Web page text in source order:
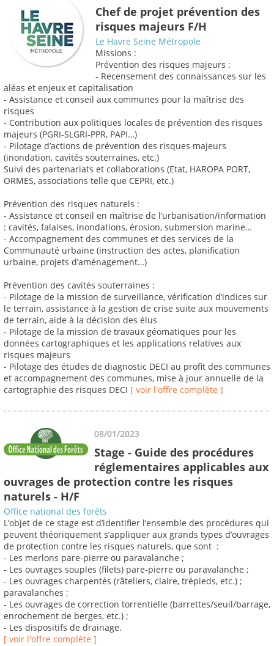
Chef de projet prévention des
risques majeurs F/H
Le Havre Seine Métropole
Missions :
Prévention des risques majeurs :
- Recensement des connaissances sur les
aléas et enjeux et capitalisation
- Assistance et conseil aux communes pour la maîtrise des
risques
- Contribution aux politiques locales de prévention des risques
majeurs (PGRI-SLGRI-PPR, PAPI…)
- Pilotage d’actions de prévention des risques majeurs
(inondation, cavités souterraines, etc.)
Suivi des partenariats et collaborations (Etat, HAROPA PORT,
ORMES, associations telle que CEPRI, etc.)
Prévention des risques naturels :
- Assistance et conseil en maîtrise de l’urbanisation/information
: cavités, falaises, inondations, érosion, submersion marine…
- Accompagnement des communes et des services de la
Communauté urbaine (instruction des actes, planification
urbaine, projets d’aménagement…)
Prévention des cavités souterraines :
- Pilotage de la mission de surveillance, vérification d’indices sur
le terrain, assistance à la gestion de crise suite aux mouvements
de terrain, aide à la décision des élus
- Pilotage de la mission de travaux géomatiques pour les
données cartographiques et les applications relatives aux
risques majeurs
- Pilotage des études de diagnostic DECI au profit des communes
et accompagnement des communes, mise à jour annuelle de la
cartographie des risques DECI [ voir l'offre complète ]
08/01/2023
Stage - Guide des procédures
réglementaires applicables aux
ouvrages de protection contre les risques
naturels - H/F
Office national des forêts
L’objet de ce stage est d’identifier l’ensemble des procédures qui
peuvent théoriquement s’appliquer aux grands types d’ouvrages
de protection contre les risques naturels, que sont :
- Les merlons pare-pierre ou paravalanche ;
- Les ouvrages souples (filets) pare-pierre ou paravalanche ;
- Les ouvrages charpentés (râteliers, claire, trépieds, etc.) ;
paravalanches ;
- Les ouvrages de correction torrentielle (barrettes/seuil/barrage,
enrochement de berges, etc.) ;
- Les dispositifs de drainage.
[ voir l'offre complète ]